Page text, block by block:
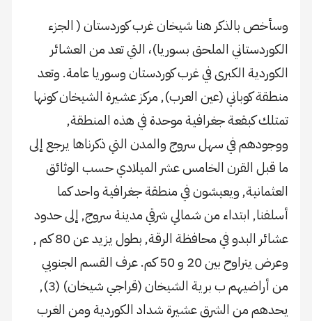
وسأخص بالذكر هنا شيخان غرب كوردستان ( الجزء
الكوردستاني الملحق بسوريا)، التي تعد من العشائر
الكوردية الكبرى في غرب كوردستان وسوريا عامة. وتعد
منطقة كوباني (عين العرب), مركز عشيرة الشيخان كونها
تمتلك كبقعة جغرافية موحدة في هذه المنطقة,
ووجودهم في سهل سروج والمدن التي ذكرناها يرجع إلى
ما قبل القرن الخامس عشر الميلادي حسب الوثائق
العثمانية, ويعيشون في منطقة جغرافية واحد كما
أسلفنا, ابتداء من شمالي شرقي مدينة سروج, إلى حدود
عشائر البدو في محافظة الرقة, بطول يزيد عن 80 كم ,
وعرض يتراوح بين 20 و 50 كم. عرف القسم الجنوبي
من أراضيهم ب برية الشيخان (قراجي شيخان) (3),
يحدهم من الشرق عشيرة شداد الكوردية ومن الغرب